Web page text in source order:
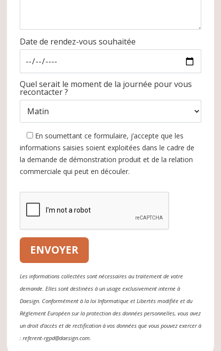
Date de rendez-vous souhaitée
Quel serait le moment de la journée pour vous
recontacter ?
En soumettant ce formulaire, j’accepte que les
informations saisies soient exploitées dans le cadre de
la demande de démonstration produit et de la relation
commerciale qui peut en découler.
Les informations collectées sont nécessaires au traitement de votre
demande. Elles sont destinées à un usage exclusivement interne à
Daesign. Conformément à la loi Informatique et Libertés modifiée et du
Règlement Européen sur la protection des données personnelles, vous avez
un droit d’accès et de rectification à vos données que vous pouvez exercer à
: referent-rgpd@daesign.com.